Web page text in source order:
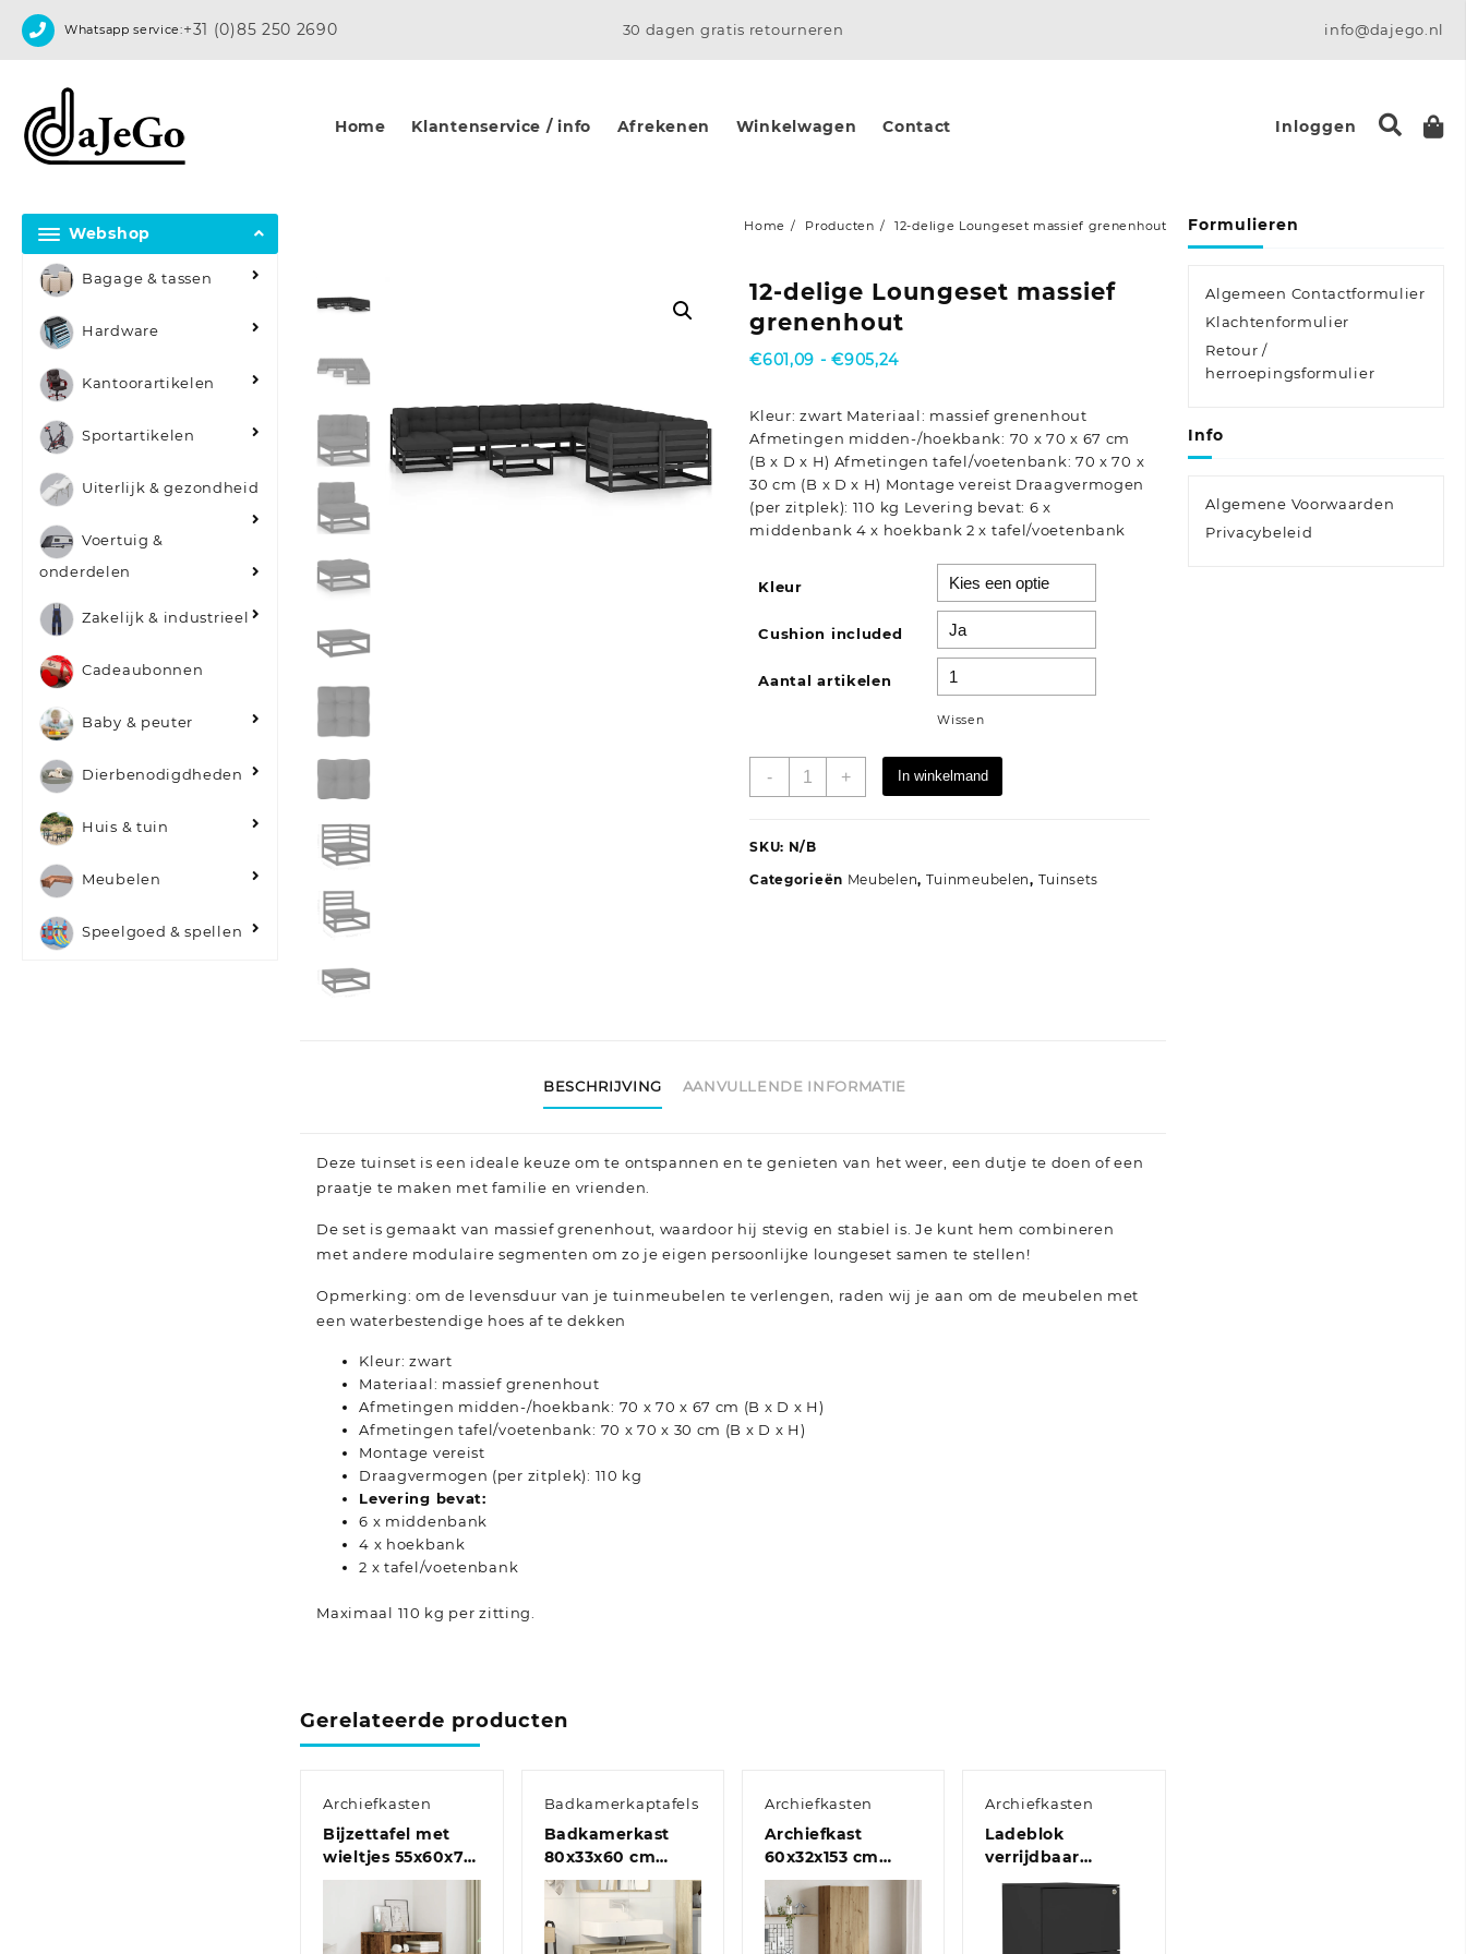
Whatsapp service:+31 (0)85 250 2690 30 dagen gratis retourneren info@dajego.nl
Home Klantenservice / info Afrekenen Winkelwagen Contact Inloggen
Webshop
Bagage & tassen
Hardware
Kantoorartikelen
Sportartikelen
Uiterlijk & gezondheid
Voertuig &
onderdelen
Zakelijk & industrieel
Cadeaubonnen
Baby & peuter
Dierbenodigdheden
Huis & tuin
Meubelen
Speelgoed & spellen
Home Producten 12-delige Loungeset massief grenenhout
12-delige Loungeset massief
grenenhout
€601,09 - €905,24Prijsklasse:
€905,24
Kleur: zwart Materiaal: massief grenenhout
Afmetingen midden-/hoekbank: 70 x 70 x 67 cm
(B x D x H) Afmetingen tafel/voetenbank: 70 x 70 x
30 cm (B x D x H) Montage vereist Draagvermogen
(per zitplek): 110 kg Levering bevat: 6 x
middenbank 4 x hoekbank 2 x tafel/voetenbank
Kleur
Cushion included
Aantal artikelen
Wissen
-
12-
massief
aantal
+ In winkelmand
SKU: N/B
Categorieën Meubelen, Tuinmeubelen, Tuinsets
BESCHRIJVING AANVULLENDE INFORMATIE
Deze tuinset is een ideale keuze om te ontspannen en te genieten van het weer, een dutje te doen of een
praatje te maken met familie en vrienden.
De set is gemaakt van massief grenenhout, waardoor hij stevig en stabiel is. Je kunt hem combineren
met andere modulaire segmenten om zo je eigen persoonlijke loungeset samen te stellen!
Opmerking: om de levensduur van je tuinmeubelen te verlengen, raden wij je aan om de meubelen met
een waterbestendige hoes af te dekken
Kleur: zwart
Materiaal: massief grenenhout
Afmetingen midden-/hoekbank: 70 x 70 x 67 cm (B x D x H)
Afmetingen tafel/voetenbank: 70 x 70 x 30 cm (B x D x H)
Montage vereist
Draagvermogen (per zitplek): 110 kg
Levering bevat:
6 x middenbank
4 x hoekbank
2 x tafel/voetenbank
Maximaal 110 kg per zitting.
Gerelateerde producten
Archiefkasten
Bijzettafel met
wieltjes 55x60x78
cm hout
artisanaal
eikenkleur
Badkamerkaptafels
Badkamerkast
80x33x60 cm
bewerkt hout
bruin eikenkleur
Archiefkasten
Archiefkast
60x32x153 cm
bewerkt hout
gerookt
eikenkleurig
Archiefkasten
Ladeblok
verrijdbaar
39x45x67 cm staal
Formulieren
Algemeen Contactformulier
Klachtenformulier
Retour /
herroepingsformulier
Info
Algemene Voorwaarden
Privacybeleid